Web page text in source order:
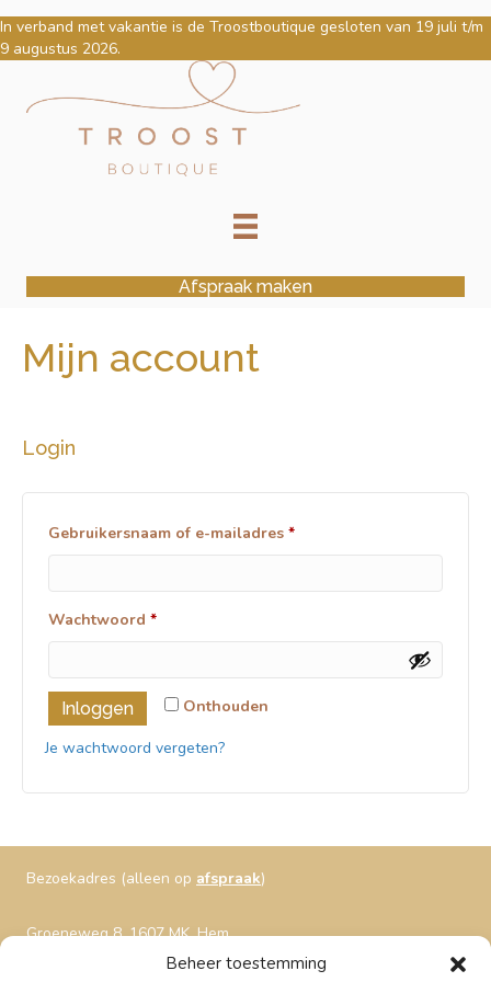
Beheer toestemming
In verband met vakantie is de Troostboutique gesloten van 19 juli t/m
9 augustus 2026.
Afspraak maken
Mijn account
Login
Gebruikersnaam of e-mailadres *Vereist
Wachtwoord *Vereist
Onthouden
Inloggen
Je wachtwoord vergeten?
Bezoekadres (alleen op afspraak)
Groeneweg 8, 1607 MK, Hem